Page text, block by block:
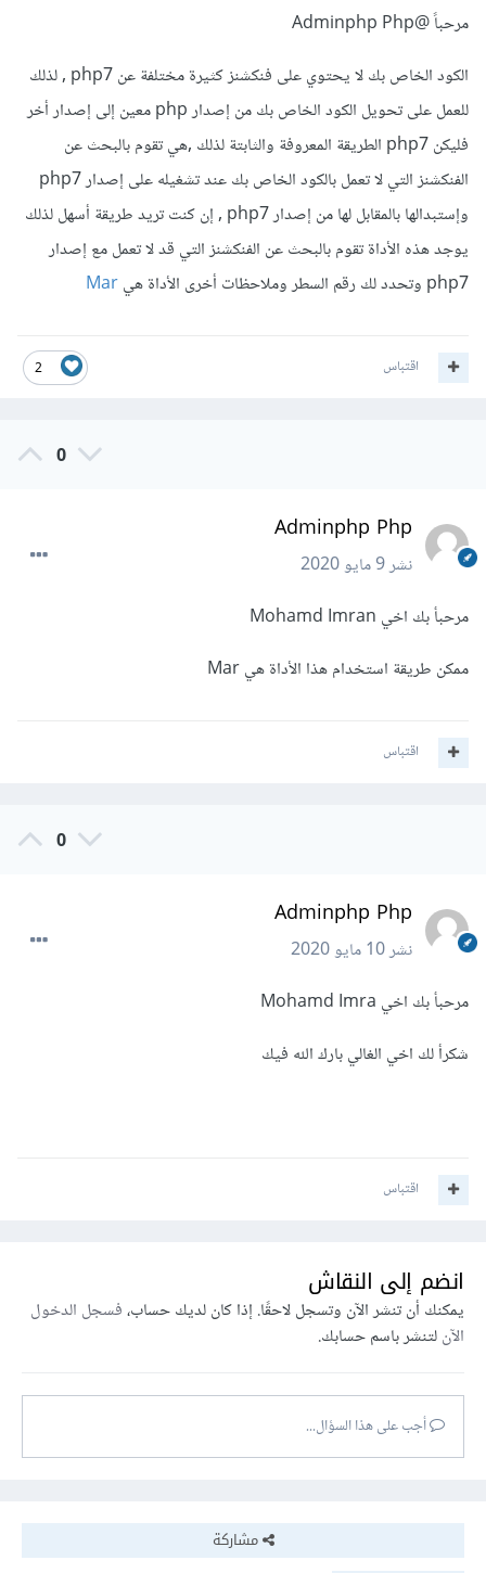
مرحباً@Adminphp Php
الكود الخاص بك لا يحتوي على فنكشنز كثيرة مختلفة عن php7 , لذلك
للعمل على تحويل الكود الخاص بك من إصدار php معين إلى إصدار أخر
فليكن php7 الطريقة المعروفة والثابتة لذلك ,هي تقوم بالبحث عن
الفنكشنز التي لا تعمل بالكود الخاص بك عند تشغيله على إصدار php7
وإستبدالها بالمقابل لها من إصدار php7 , إن كنت تريد طريقة أسهل لذلك
يوجد هذه الأداة تقوم بالبحث عن الفنكشنز التي قد لا تعمل مع إصدار
php7 وتحدد لك رقم السطر وملاحظات أخرى الأداة هي
Mar
2 اقتباس
0
Adminphp Php
نشر9 مايو 2020
مرحبأ بك اخي Mohamd Imran
ممكن طريقة استخدام هذا الأداة هي Mar
اقتباس
0
Adminphp Php
نشر10 مايو 2020
مرحبأ بك اخي Mohamd Imra
شكرأ لك اخي الغالي بارك الله فيك
اقتباس
انضم إلى النقاش
يمكنك أن تنشر الآن وتسجل لاحقًا. إذا كان لديك حساب،فسجل الدخول
الآنلتنشر باسم حسابك.
أجب على هذا السؤال...
مشاركة